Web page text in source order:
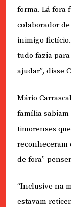
forma. Lá fora
colaborador
inimigo
tudo fazia
ajudar”, disse
Mário
família sabiam
timorenses
reconheceram
de fora”
“Inclusive na
estavam